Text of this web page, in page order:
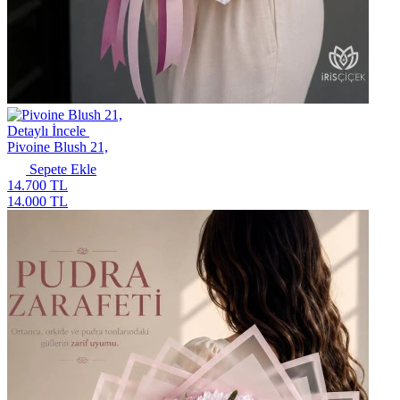
Detaylı İncele
Pivoine Blush 21,
Sepete Ekle
14.700 TL
14.000 TL